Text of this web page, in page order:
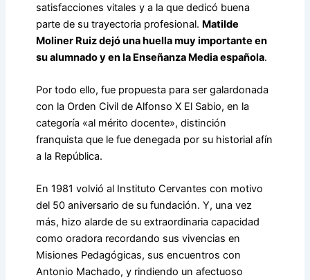
satisfacciones vitales y a la que dedicó buena
parte de su trayectoria profesional. Matilde
Moliner Ruiz dejó una huella muy importante en
su alumnado y en la Enseñanza Media española.
Por todo ello, fue propuesta para ser galardonada
con la Orden Civil de Alfonso X El Sabio, en la
categoría «al mérito docente», distinción
franquista que le fue denegada por su historial afín
a la República.
En 1981 volvió al Instituto Cervantes con motivo
del 50 aniversario de su fundación. Y, una vez
más, hizo alarde de su extraordinaria capacidad
como oradora recordando sus vivencias en
Misiones Pedagógicas, sus encuentros con
Antonio Machado, y rindiendo un afectuoso